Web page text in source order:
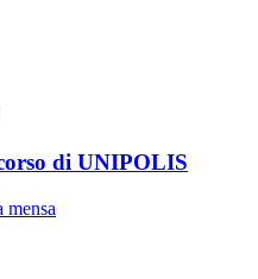
di UNIPOLIS